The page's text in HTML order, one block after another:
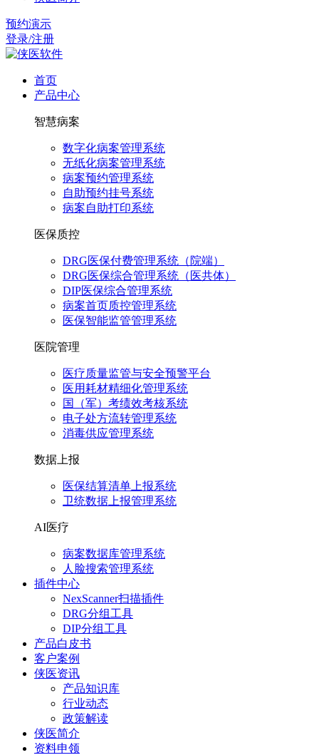
预约演示
登录/注册
首页
产品中心
智慧病案
数字化病案管理系统
无纸化病案管理系统
病案预约管理系统
自助预约挂号系统
病案自助打印系统
医保质控
DRG医保付费管理系统（院端）
DRG医保综合管理系统（医共体）
DIP医保综合管理系统
病案首页质控管理系统
医保智能监管管理系统
医院管理
医疗质量监管与安全预警平台
医用耗材精细化管理系统
国（军）考绩效考核系统
电子处方流转管理系统
消毒供应管理系统
数据上报
医保结算清单上报系统
卫统数据上报管理系统
AI医疗
病案数据库管理系统
人脸搜索管理系统
插件中心
NexScanner扫描插件
DRG分组工具
DIP分组工具
产品白皮书
客户案例
侠医资讯
产品知识库
行业动态
政策解读
侠医简介
资料申领